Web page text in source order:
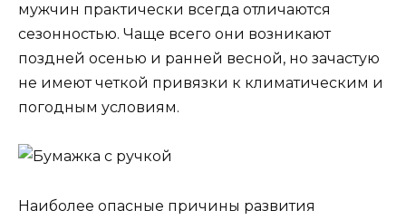
мужчин практически всегда отличаются
сезонностью. Чаще всего они возникают
поздней осенью и ранней весной, но зачастую
не имеют четкой привязки к климатическим и
погодным условиям.
Наиболее опасные причины развития